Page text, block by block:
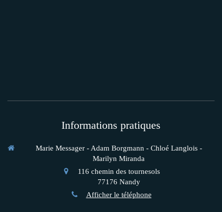
Informations pratiques
Marie Messager - Adam Borgmann - Chloé Langlois -
Marilyn Miranda
116 chemin des tournesols
77176 Nandy
Afficher le téléphone